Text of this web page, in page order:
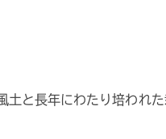
と長年にわたり培われた